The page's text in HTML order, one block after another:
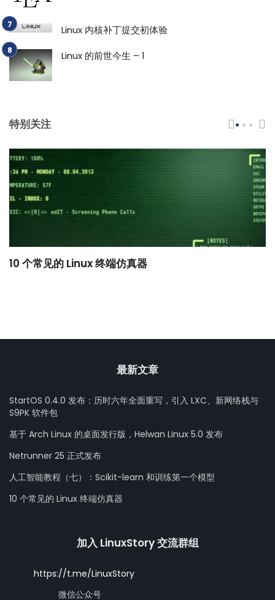
Linux 内核补丁提交初体验
Linux 的前世今生 – 1
特别关注
10 个常见的 Linux 终端仿真器
最新文章
StartOS 0.4.0 发布：历时六年全面重写，引入 LXC、新网络栈与
S9PK 软件包
基于 Arch Linux 的桌面发行版，Helwan Linux 5.0 发布
Netrunner 25 正式发布
人工智能教程（七）：Scikit-learn 和训练第一个模型
10 个常见的 Linux 终端仿真器
加入 LinuxStory 交流群组
https://t.me/LinuxStory
微信公众号